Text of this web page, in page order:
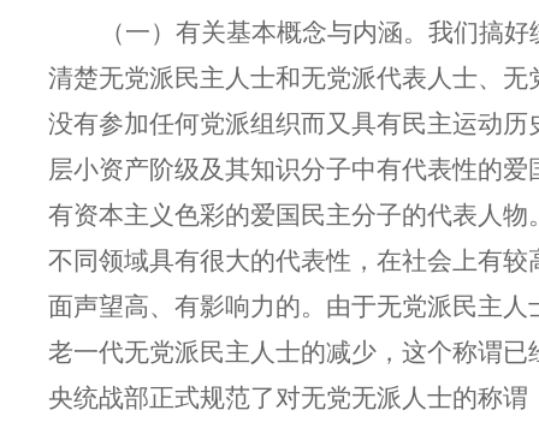
（一）有关基本概念与内涵。 我们搞好
清楚无党派民主人士和无党派代表人士、
没有参加任何党派组织而又具有民主运动
层小资产阶级及其知识分子中有代表性的
有资本主义色彩的爱国民主分子的代表人
不同领域具有很大的代表性，在社会上有
面声望高、有影响力的。由于无党派民主
老一代无党派民主人士的减少，这个称谓
央统战部正式规范了对无党无派人士的称